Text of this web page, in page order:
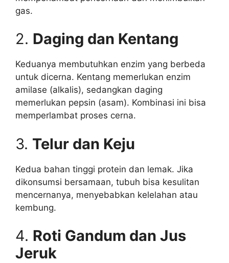
gas.
2. Daging dan Kentang
Keduanya membutuhkan enzim yang berbeda
untuk dicerna. Kentang memerlukan enzim
amilase (alkalis), sedangkan daging
memerlukan pepsin (asam). Kombinasi ini bisa
memperlambat proses cerna.
3. Telur dan Keju
Kedua bahan tinggi protein dan lemak. Jika
dikonsumsi bersamaan, tubuh bisa kesulitan
mencernanya, menyebabkan kelelahan atau
kembung.
4. Roti Gandum dan Jus
Jeruk